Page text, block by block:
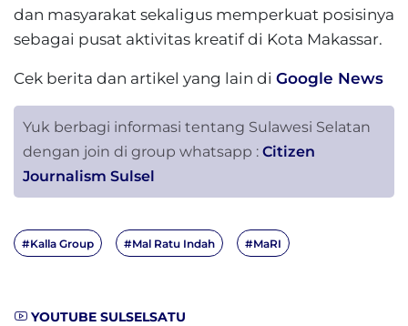
dan masyarakat sekaligus memperkuat posisinya
sebagai pusat aktivitas kreatif di Kota Makassar.
Cek berita dan artikel yang lain di Google News
Yuk berbagi informasi tentang Sulawesi Selatan
dengan join di group whatsapp : Citizen
Journalism Sulsel
#Kalla Group #Mal Ratu Indah #MaRI
YOUTUBE SULSELSATU